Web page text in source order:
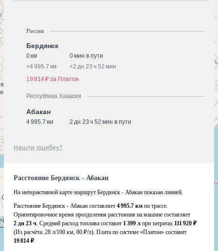
Россия
Бердянск
0 км
0 мин в пути
+4 995.7 км +2 дн 23 ч 52 мин
19 814 ₽ за Платон
Республика Хакасия
Абакан
4 995.7 км 2 дн 23 ч 52 мин в пути
Нашли ошибку?
Расстояние Бердянск - Абакан
На интерактивной карте маршрут Бердянск - Абакан показан линией.
Расстояние Бердянск - Абакан составляет 4 995.7 км по трассе.
Ориентировочное время преодоления расстояния на машине составляет
2 дн 23 ч. Средний расход топлива составит 1 399 л при затратах 111 920 ₽
(Из расчёта: 28 л/100 км, 80 ₽/л). Плата по системе «Платон» составит
19 814 ₽.